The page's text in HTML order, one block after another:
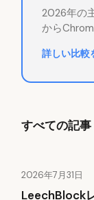
2026年の
から
詳しい比較
すべての記
2026年7月31日
LeechBlock